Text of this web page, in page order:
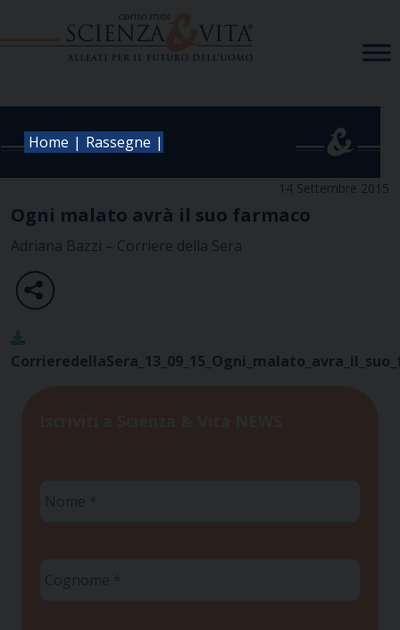
Home | Rassegne |
14 Settembre 2015
Ogni malato avrà il suo farmaco
Adriana Bazzi – Corriere della Sera